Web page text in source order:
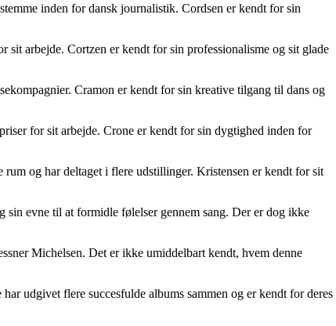
inden for dansk journalistik. Cordsen er kendt for sin
arbejde. Cortzen er kendt for sin professionalisme og sit glade
Cramon er kendt for sin kreative tilgang til dans og
for sit arbejde. Crone er kendt for sin dygtighed inden for
og har deltaget i flere udstillinger. Kristensen er kendt for sit
sin evne til at formidle følelser gennem sang. Der er dog ikke
Michelsen. Det er ikke umiddelbart kendt, hvem denne
udgivet flere succesfulde albums sammen og er kendt for deres